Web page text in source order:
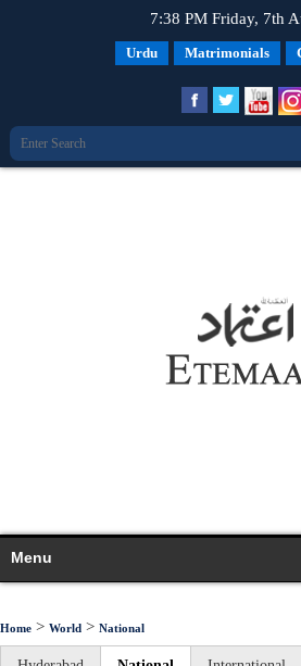
7:38 PM Friday, 7th
Urdu Matrimonials
Menu
Home > World > National